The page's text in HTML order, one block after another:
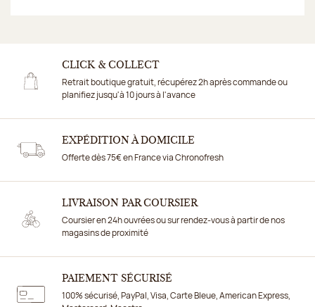
CLICK & COLLECT
Retrait boutique gratuit, récupérez 2h après commande ou
planifiez jusqu'à 10 jours à l'avance
EXPÉDITION À DOMICILE
Offerte dès 75€ en France via Chronofresh
LIVRAISON PAR COURSIER
Coursier en 24h ouvrées ou sur rendez-vous à partir de nos
magasins de proximité
PAIEMENT SÉCURISÉ
100% sécurisé, PayPal, Visa, Carte Bleue, American Express,